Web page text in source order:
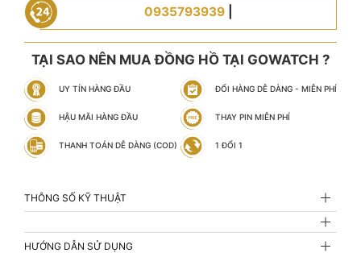
0935793939
TẠI SAO NÊN MUA ĐỒNG HỒ TẠI GOWATCH ?
UY TÍN HÀNG ĐẦU ĐỔI HÀNG DỄ DÀNG - MIỄN PHÍ
HẬU MÃI HÀNG ĐẦU THAY PIN MIỄN PHÍ
THANH TOÁN DỄ DÀNG (COD) 1 ĐỔI 1
THÔNG SỐ KỸ THUẬT
HƯỚNG DẪN SỬ DỤNG